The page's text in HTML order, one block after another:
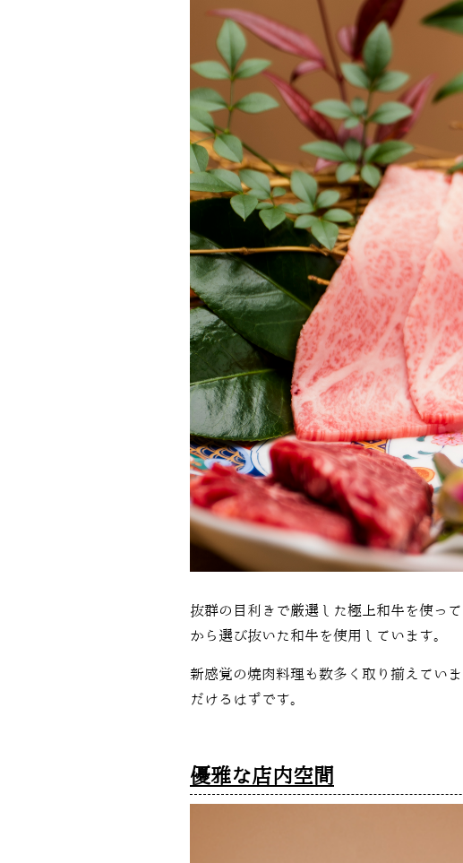
抜群の目利きで厳選した極上和牛を使っ
から選び抜いた和牛を使用しています。
新感覚の焼肉料理も数多く取り揃えてい
だけるはずです。
優雅な店内空間